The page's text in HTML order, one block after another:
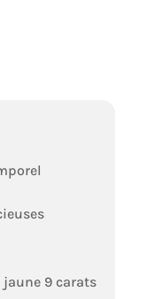
9 carats